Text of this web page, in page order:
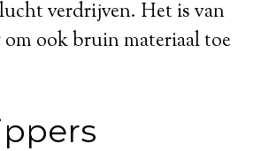
verdrijven. Het is van
om ook bruin materiaal toe